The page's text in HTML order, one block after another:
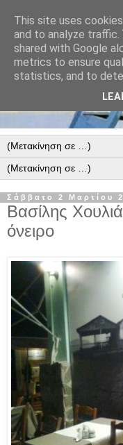
Σάββατο 2 Μαρτίου
Βασίλης
όνειρο
This site uses
and to analyze traffic.
shared with Google
metrics to ensure
statistics, and to